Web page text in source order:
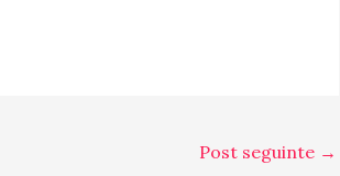
Post seguinte →